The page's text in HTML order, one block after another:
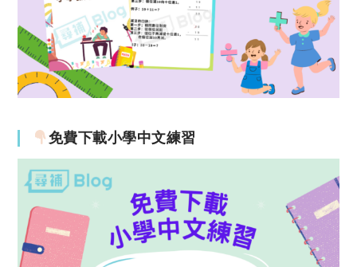
免費下載小學中文練習